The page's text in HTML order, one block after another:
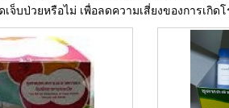
เจ็บป่วยหรือไม่ เพื่อลดความเสี่ยงของการเกิด